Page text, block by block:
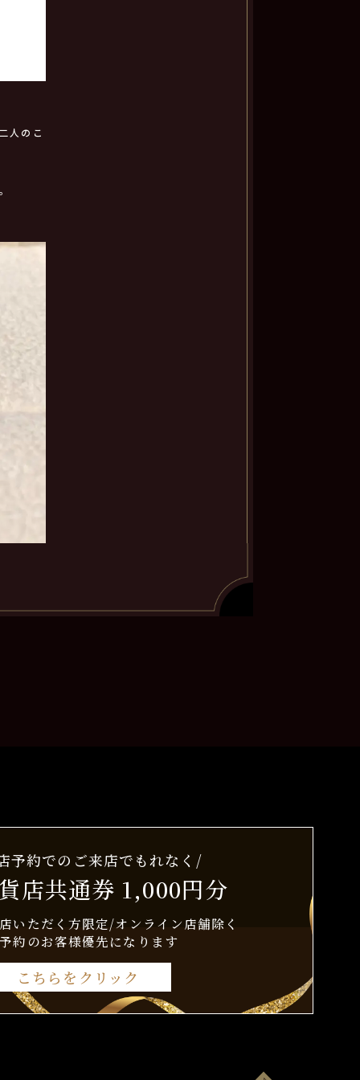
人のこ
予約でのご来店でもれなく/
店共通券 1,000円分
いただく方限定/オンライン店舗除く
約のお客様優先になります
こちらをクリック